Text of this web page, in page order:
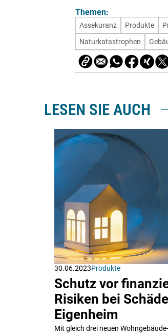
Themen:
Assekuranz Produkte
Naturkatastrophen
LESEN SIE AUCH
30.06.2023Produkte
Schutz vor
Risiken bei
Eigenheim
Mit gleich drei neuen